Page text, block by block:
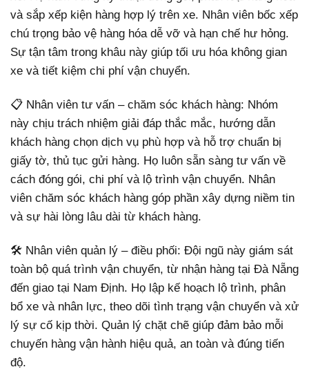
và sắp xếp kiện hàng hợp lý trên xe. Nhân viên bốc xếp
chú trọng bảo vệ hàng hóa dễ vỡ và hạn chế hư hỏng.
Sự tận tâm trong khâu này giúp tối ưu hóa không gian
xe và tiết kiệm chi phí vận chuyển.
📋 Nhân viên tư vấn – chăm sóc khách hàng: Nhóm
này chịu trách nhiệm giải đáp thắc mắc, hướng dẫn
khách hàng chọn dịch vụ phù hợp và hỗ trợ chuẩn bị
giấy tờ, thủ tục gửi hàng. Họ luôn sẵn sàng tư vấn về
cách đóng gói, chi phí và lộ trình vận chuyển. Nhân
viên chăm sóc khách hàng góp phần xây dựng niềm tin
và sự hài lòng lâu dài từ khách hàng.
🛠️ Nhân viên quản lý – điều phối: Đội ngũ này giám sát
toàn bộ quá trình vận chuyển, từ nhận hàng tại Đà Nẵng
đến giao tại Nam Định. Họ lập kế hoạch lộ trình, phân
bổ xe và nhân lực, theo dõi tình trạng vận chuyển và xử
lý sự cố kịp thời. Quản lý chặt chẽ giúp đảm bảo mỗi
chuyến hàng vận hành hiệu quả, an toàn và đúng tiến
độ.